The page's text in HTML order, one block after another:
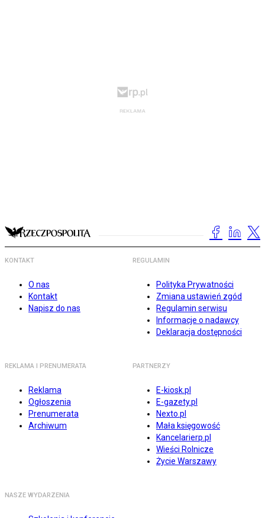
KONTAKT
O nas
Kontakt
Napisz do nas
REGULAMIN
Polityka Prywatności
Zmiana ustawień zgód
Regulamin serwisu
Informacje o nadawcy
Deklaracja dostępności
REKLAMA I PRENUMERATA
Reklama
Ogłoszenia
Prenumerata
Archiwum
PARTNERZY
E-kiosk.pl
E-gazety.pl
Nexto.pl
Mała księgowość
Kancelarierp.pl
Wieści Rolnicze
Życie Warszawy
NASZE WYDARZENIA